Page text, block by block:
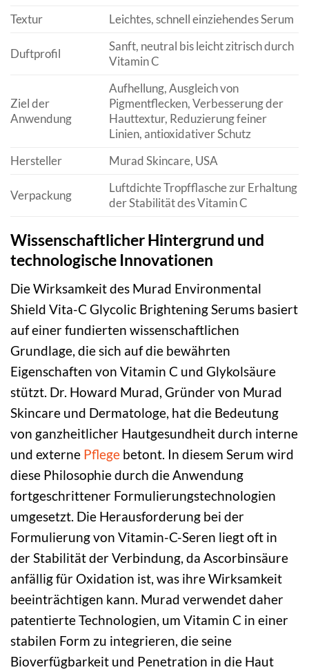
Textur
Leichtes, schnell einziehendes Serum
Duftprofil
Sanft, neutral bis leicht zitrisch durch
Vitamin C
Ziel der
Anwendung
Aufhellung, Ausgleich von
Pigmentflecken, Verbesserung der
Hauttextur, Reduzierung feiner
Linien, antioxidativer Schutz
Hersteller
Murad Skincare, USA
Verpackung
Luftdichte Tropfflasche zur Erhaltung
der Stabilität des Vitamin C
Wissenschaftlicher Hintergrund und
technologische Innovationen
Die Wirksamkeit des Murad Environmental
Shield Vita-C Glycolic Brightening Serums basiert
auf einer fundierten wissenschaftlichen
Grundlage, die sich auf die bewährten
Eigenschaften von Vitamin C und Glykolsäure
stützt. Dr. Howard Murad, Gründer von Murad
Skincare und Dermatologe, hat die Bedeutung
von ganzheitlicher Hautgesundheit durch interne
und externe Pflege betont. In diesem Serum wird
diese Philosophie durch die Anwendung
fortgeschrittener Formulierungstechnologien
umgesetzt. Die Herausforderung bei der
Formulierung von Vitamin-C-Seren liegt oft in
der Stabilität der Verbindung, da Ascorbinsäure
anfällig für Oxidation ist, was ihre Wirksamkeit
beeinträchtigen kann. Murad verwendet daher
patentierte Technologien, um Vitamin C in einer
stabilen Form zu integrieren, die seine
Bioverfügbarkeit und Penetration in die Haut